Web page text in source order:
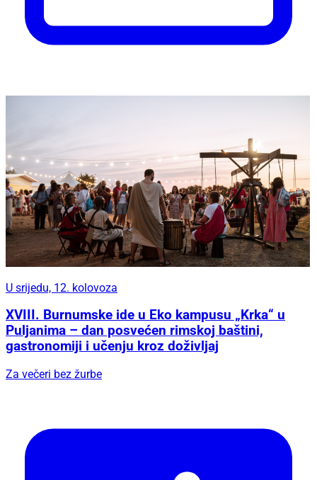
U srijedu, 12. kolovoza
XVIII. Burnumske ide u Eko kampusu „Krka“ u
Puljanima – dan posvećen rimskoj baštini,
gastronomiji i učenju kroz doživljaj
Za večeri bez žurbe